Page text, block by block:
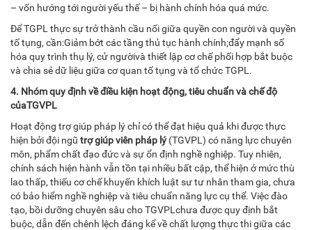
– vốn hướng tới người yếu thế – bị hành chính hóa quá mức.
Để TGPL thực sự trở thành cầu nối giữa quyền con người và quyền
tố tụng, cần:Giảm bớt các tầng thủ tục hành chính;đẩy mạnh số
hóa quy trình thụ lý, cử ngườivà thiết lập cơ chế phối hợp bắt buộc
và chia sẻ dữ liệu giữa cơ quan tố tụng và tổ chức TGPL.
4. Nhóm quy định về điều kiện hoạt động, tiêu chuẩn và chế độ
củaTGVPL
Hoạt động trợ giúp pháp lý chỉ có thể đạt hiệu quả khi được thực
hiện bởi đội ngũ trợ giúp viên pháp lý (TGVPL) có năng lực chuyên
môn, phẩm chất đạo đức và sự ổn định nghề nghiệp. Tuy nhiên,
chính sách hiện hành vẫn tồn tại nhiều bất cập, thể hiện ở mức thù
lao thấp, thiếu cơ chế khuyến khích luật sư tư nhân tham gia, chưa
có bảo hiểm nghề nghiệp và tiêu chuẩn năng lực cụ thể. Việc đào
tạo, bồi dưỡng chuyên sâu cho TGVPLchưa được quy định bắt
buộc, dẫn đến chênh lệch đáng kể về chất lượng thực thi giữa các